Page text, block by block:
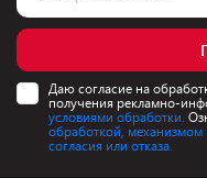
Даю согласие на
получения рекламно-
условиями обработки.
обработкой, механизмом
согласия или отказа.